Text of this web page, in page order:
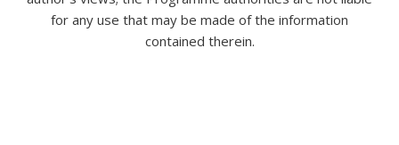
for any use that may be made of the information
contained therein.